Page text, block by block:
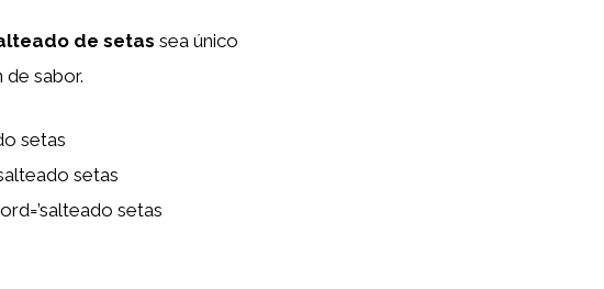
de setas sea único
sabor.
setas
setas
setas